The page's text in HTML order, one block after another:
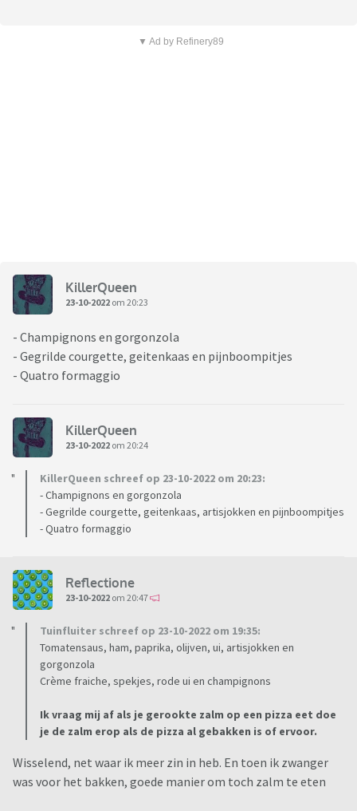
▼ Ad by Refinery89
KillerQueen
23-10-2022 om 20:23
- Champignons en gorgonzola
- Gegrilde courgette, geitenkaas en pijnboompitjes
- Quatro formaggio
KillerQueen
23-10-2022 om 20:24
KillerQueen schreef op 23-10-2022 om 20:23:
- Champignons en gorgonzola
- Gegrilde courgette, geitenkaas, artisjokken en pijnboompitjes
- Quatro formaggio
Reflectione
23-10-2022 om 20:47
Tuinfluiter schreef op 23-10-2022 om 19:35:
Tomatensaus, ham, paprika, olijven, ui, artisjokken en
gorgonzola
Crème fraiche, spekjes, rode ui en champignons
Ik vraag mij af als je gerookte zalm op een pizza eet doe
je de zalm erop als de pizza al gebakken is of ervoor.
Wisselend, net waar ik meer zin in heb. En toen ik zwanger
was voor het bakken, goede manier om toch zalm te eten